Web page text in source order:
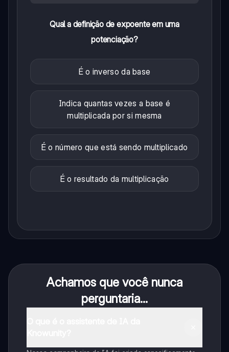
Qual a definição de expoente em uma
potenciação?
É o inverso da base
Indica quantas vezes a base é
multiplicada por si mesma
É o número que está sendo multiplicado
É o resultado da multiplicação
Achamos que você nunca
perguntaria...